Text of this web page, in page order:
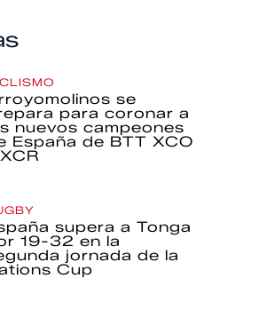
se
para coronar a
nuevos campeones
España de BTT XCO
supera a Tonga
19-32 en la
jornada de la
Cup